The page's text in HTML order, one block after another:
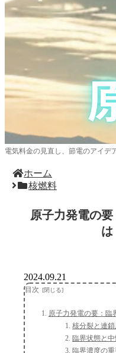
電気料金の見直し、節電のアイデ
ホーム
核燃料
原子力発電の
は
2024.09.21
目次
原子力発電の要：臨
核分裂と連
臨界状態と
臨界濃度の重